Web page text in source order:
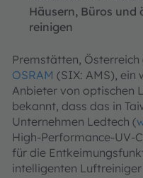
Häusern, Büros und
reinigen
Premstätten, Österreich
OSRAM (SIX: AMS), ein
Anbieter von optischen
bekannt, dass das in
Unternehmen Ledtech (
High-Performance-UV-
für die
intelligenten